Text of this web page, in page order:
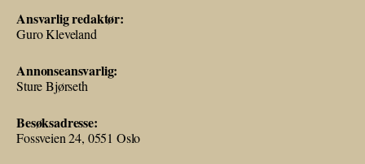
Ansvarlig redaktør:
Guro Kleveland
Annonseansvarlig:
Sture Bjørseth
Besøksadresse:
Fossveien 24, 0551 Oslo